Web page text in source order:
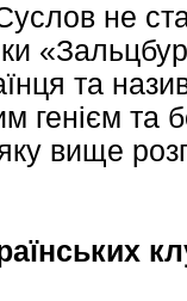
не
та
генієм та
вище